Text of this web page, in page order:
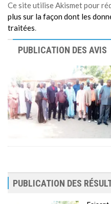
Ce site utilise Akismet pour
plus sur la façon dont les
traitées.
PUBLICATION DES AVIS
PUBLICATION DES